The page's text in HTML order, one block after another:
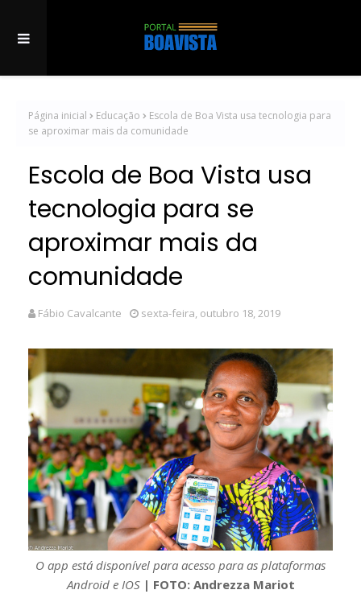
Página inicial Educação
Escola de Boa Vista usa tecnologia para
se aproximar mais da comunidade
Escola de Boa Vista usa
tecnologia para se
aproximar mais da
comunidade
Fábio Cavalcante sexta-feira, outubro 18, 2019
O app está disponível para acesso para as plataformas
Android e IOS| FOTO: Andrezza Mariot